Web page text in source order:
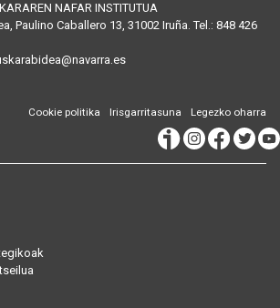
NAFAR INSTITUTUA
Paulino Caballero 13, 31002 Iruña. Tel.: 848 426
Legezko oharra
Irisgarritasuna
Cookie politika